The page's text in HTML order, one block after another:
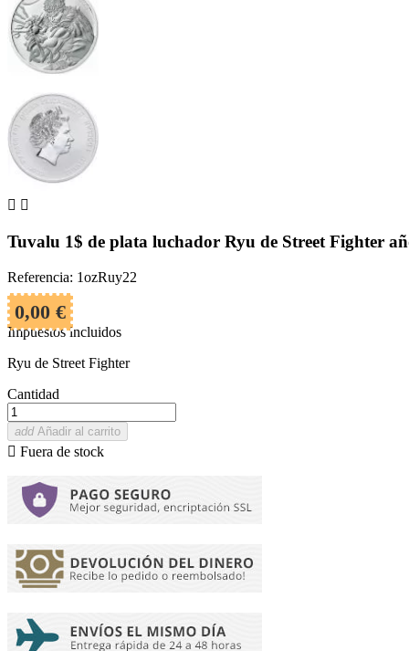
 
Tuvalu 1$ de plata luchador Ryu de Street Fighter
Referencia: 1ozRuy22
0,00 €
Impuestos incluidos
Ryu de Street Fighter
Cantidad
add Añadir al carrito
 Fuera de stock